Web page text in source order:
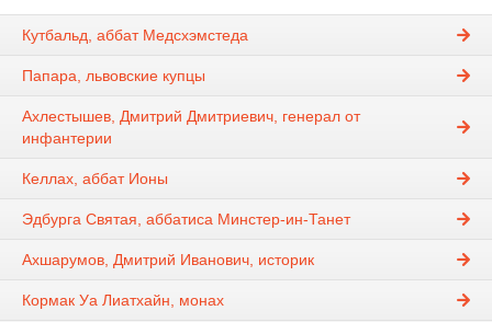
Кутбальд, аббат Медсхэмстеда
Папара, львовские купцы
Ахлестышев, Дмитрий Дмитриевич, генерал от
инфантерии
Келлах, аббат Ионы
Эдбурга Святая, аббатиса Минстер-ин-Танет
Ахшарумов, Дмитрий Иванович, историк
Кормак Уа Лиатхайн, монах